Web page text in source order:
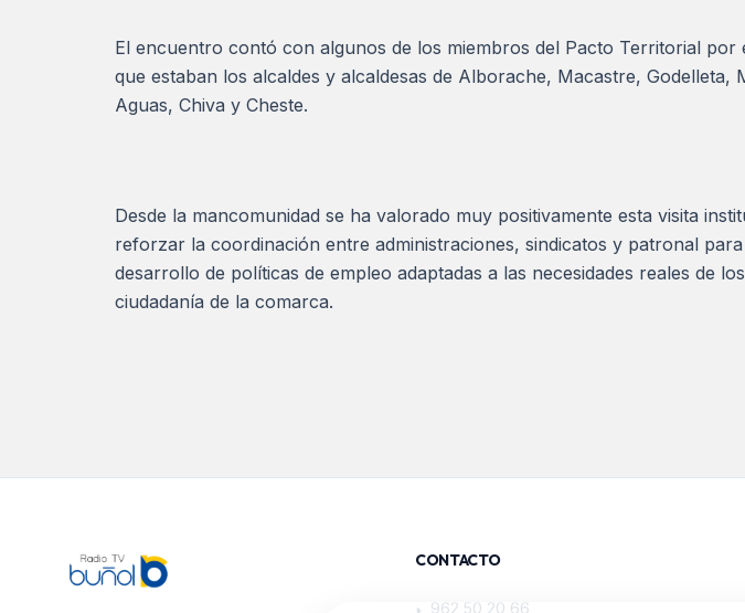
El encuentro contó con algunos de los miembros del Pacto Territorial por
que estaban los alcaldes y alcaldesas de Alborache, Macastre, Godelleta,
Aguas, Chiva y Cheste.
Desde la mancomunidad se ha valorado muy positivamente esta visita
reforzar la coordinación entre administraciones, sindicatos y patronal
desarrollo de políticas de empleo adaptadas a las necesidades reales de
ciudadanía de la comarca.
CONTACTO
962 50 20 66